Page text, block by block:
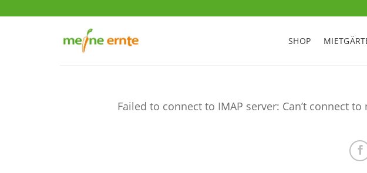
SHOP
Failed to connect to IMAP server: Can’t connect